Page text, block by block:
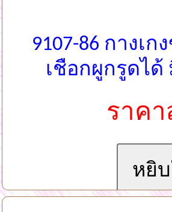
9107-86 กางเ
เชือกผูกรูดได้
ราคา